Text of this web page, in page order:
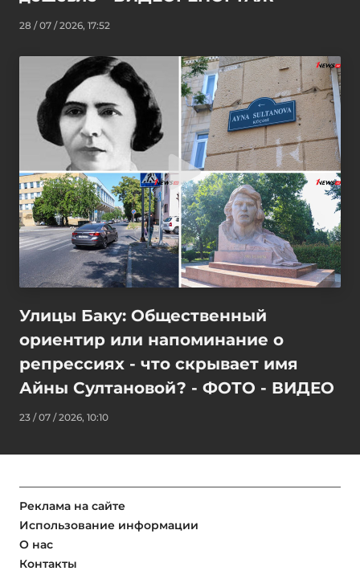
28 / 07 / 2026, 17:52
Улицы Баку: Общественный
ориентир или напоминание о
репрессиях - что скрывает имя
Айны Султановой? - ФОТО - ВИДЕО
23 / 07 / 2026, 10:10
Реклама на сайте
Использование информации
О нас
Контакты